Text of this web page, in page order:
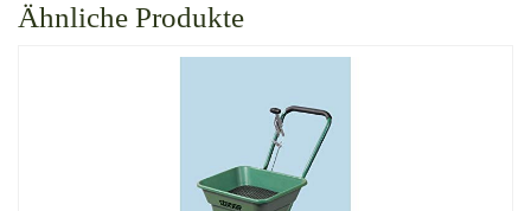
Ähnliche Produkte